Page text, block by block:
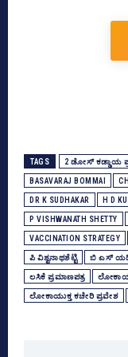
TAGS 2 ಡೋಸ್‌ ಕಡ್ಡಾಯ
BASAVARAJ BOMMAI
DR K SUDHAKAR H D
P VISHWANATH SHETTY
VACCINATION STRATEGY
ಪಿ ವಿಶ್ವನಾಥಶೆಟ್ಟಿ ಬಿ ಎಸ್‌
ಲಸಿಕೆ ಪ್ರಮಾಣಪತ್ರ
ಲೋಕಾಯುಕ್ತ ಕಚೇರಿ ಪ್ರವೇಶ